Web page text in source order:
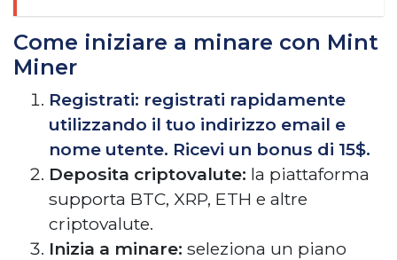
Come iniziare a minare con Mint
Miner
Registrati: registrati rapidamente
utilizzando il tuo indirizzo email e
nome utente. Ricevi un bonus di 15$.
Deposita criptovalute: la piattaforma
supporta BTC, XRP, ETH e altre
criptovalute.
Inizia a minare: seleziona un piano